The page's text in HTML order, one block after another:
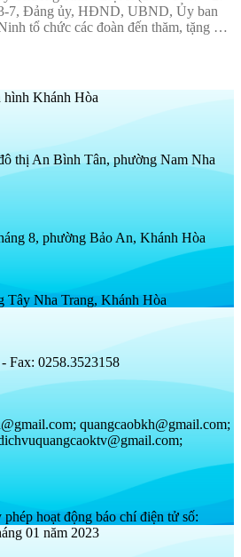
7, Đảng ủy, HĐND, UBND, Ủy ban
tổ chức các đoàn đến thăm, tặng quà
hình Khánh Hòa
thị An Bình Tân, phường Nam Nha
8, phường Bảo An, Khánh Hòa
Tây Nha Trang, Khánh Hòa
Fax: 0258.3523158
quangcaobkh@gmail.com;
hoạt động báo chí điện tử số:
01 năm 2023